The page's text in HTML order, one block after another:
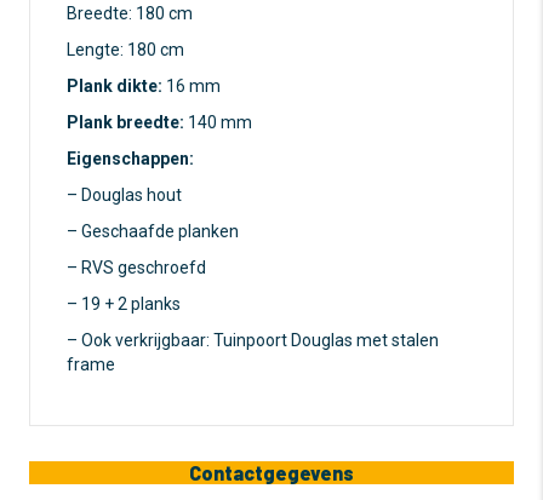
Breedte: 180 cm
Lengte: 180 cm
Plank dikte: 16 mm
Plank breedte: 140 mm
Eigenschappen:
– Douglas hout
– Geschaafde planken
– RVS geschroefd
– 19 + 2 planks
– Ook verkrijgbaar: Tuinpoort Douglas met stalen
frame
Contactgegevens